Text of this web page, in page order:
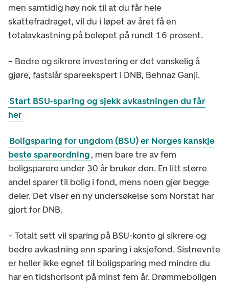
men samtidig høy nok til at du får hele
skattefradraget, vil du i løpet av året få en
totalavkastning på beløpet på rundt 16 prosent.
– Bedre og sikrere investering er det vanskelig å
gjøre, fastslår spareekspert i DNB, Behnaz Ganji.
Start BSU-sparing og sjekk avkastningen du får
her
Boligsparing for ungdom (BSU) er Norges kanskje
beste spareordning, men bare tre av fem
boligsparere under 30 år bruker den. En litt større
andel sparer til bolig i fond, mens noen gjør begge
deler. Det viser en ny undersøkelse som Norstat har
gjort for DNB.
– Totalt sett vil sparing på BSU-konto gi sikrere og
bedre avkastning enn sparing i aksjefond. Sistnevnte
er heller ikke egnet til boligsparing med mindre du
har en tidshorisont på minst fem år. Drømmeboligen